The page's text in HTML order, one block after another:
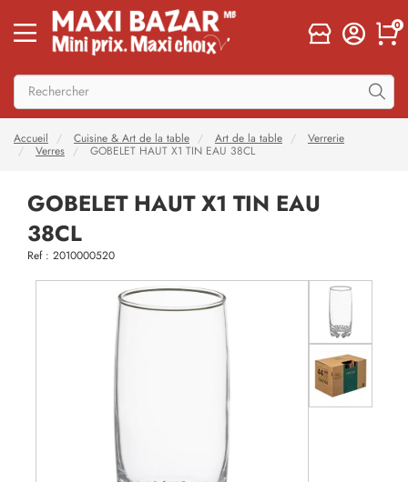
0
Accueil Cuisine & Art de la table Art de la table
Verrerie
Verres
GOBELET HAUT X1 TIN EAU 38CL
GOBELET HAUT X1 TIN EAU
38CL
Ref : 2010000520